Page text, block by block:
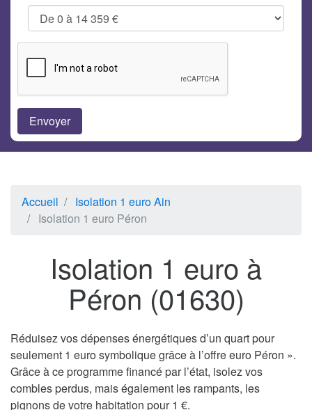
Accueil
Isolation 1 euro Ain
Isolation 1 euro Péron
Isolation 1 euro à
Péron (01630)
Réduisez vos dépenses énergétiques d’un quart pour
seulement 1 euro symbolique grâce à l’offre euro Péron ».
Grâce à ce programme financé par l’état, isolez vos
combles perdus, mais également les rampants, les
pignons de votre habitation pour 1 €.